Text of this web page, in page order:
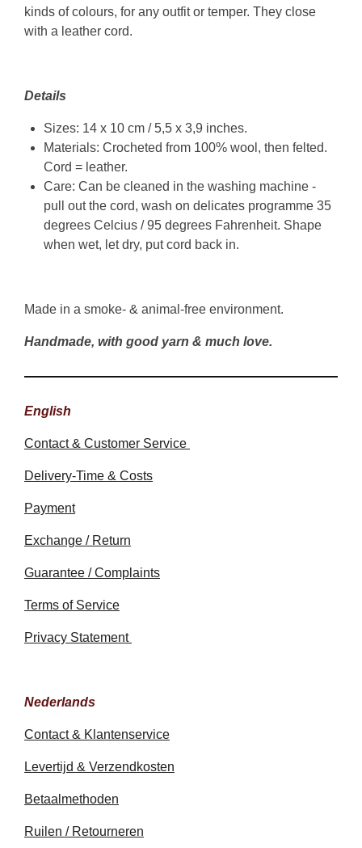
kinds of colours, for any outfit or temper. They close
with a leather cord.
Details
Sizes: 14 x 10 cm / 5,5 x 3,9 inches.
Materials: Crocheted from 100% wool, then felted.
Cord = leather.
Care: Can be cleaned in the washing machine -
pull out the cord, wash on delicates programme 35
degrees Celcius / 95 degrees Fahrenheit. Shape
when wet, let dry, put cord back in.
Made in a smoke- & animal-free environment.
Handmade, with good yarn & much love.
English
Contact & Customer Service
Delivery-Time & Costs
Payment
Exchange / Return
Guarantee / Complaints
Terms of Service
Privacy Statement
Nederlands
Contact & Klantenservice
Levertijd & Verzendkosten
Betaalmethoden
Ruilen / Retourneren